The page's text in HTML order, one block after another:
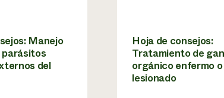
Manejo
del
Hoja de consejos:
Tratamiento de
orgánico enfermo o
lesionado